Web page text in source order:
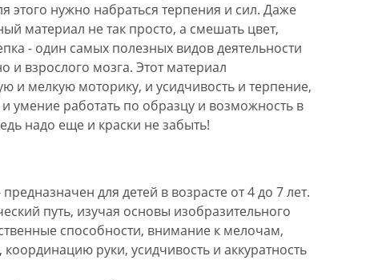
этого нужно набраться терпения и сил. Даже
материал не так просто, а смешать цвет,
- один самых полезных видов деятельности
и взрослого мозга. Этот материал
и мелкую моторику, и усидчивость и терпение,
умение работать по образцу и возможность в
надо еще и краски не забыть!
для детей в возрасте от 4 до 7 лет.
путь, изучая основы изобразительного
способности, внимание к мелочам,
руки, усидчивость и аккуратность